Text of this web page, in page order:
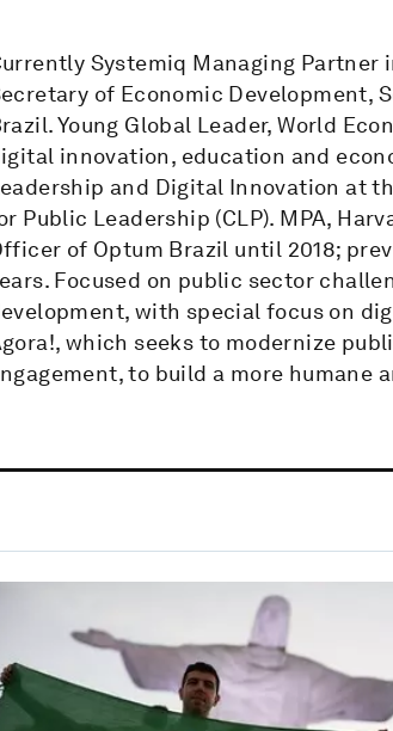
Systemiq Managing Partner
of Economic Development,
Young Global Leader, World
innovation, education and
and Digital Innovation at
Public Leadership (CLP). MPA,
of Optum Brazil until 2018;
Focused on public sector
with special focus on
which seeks to modernize
to build a more humane